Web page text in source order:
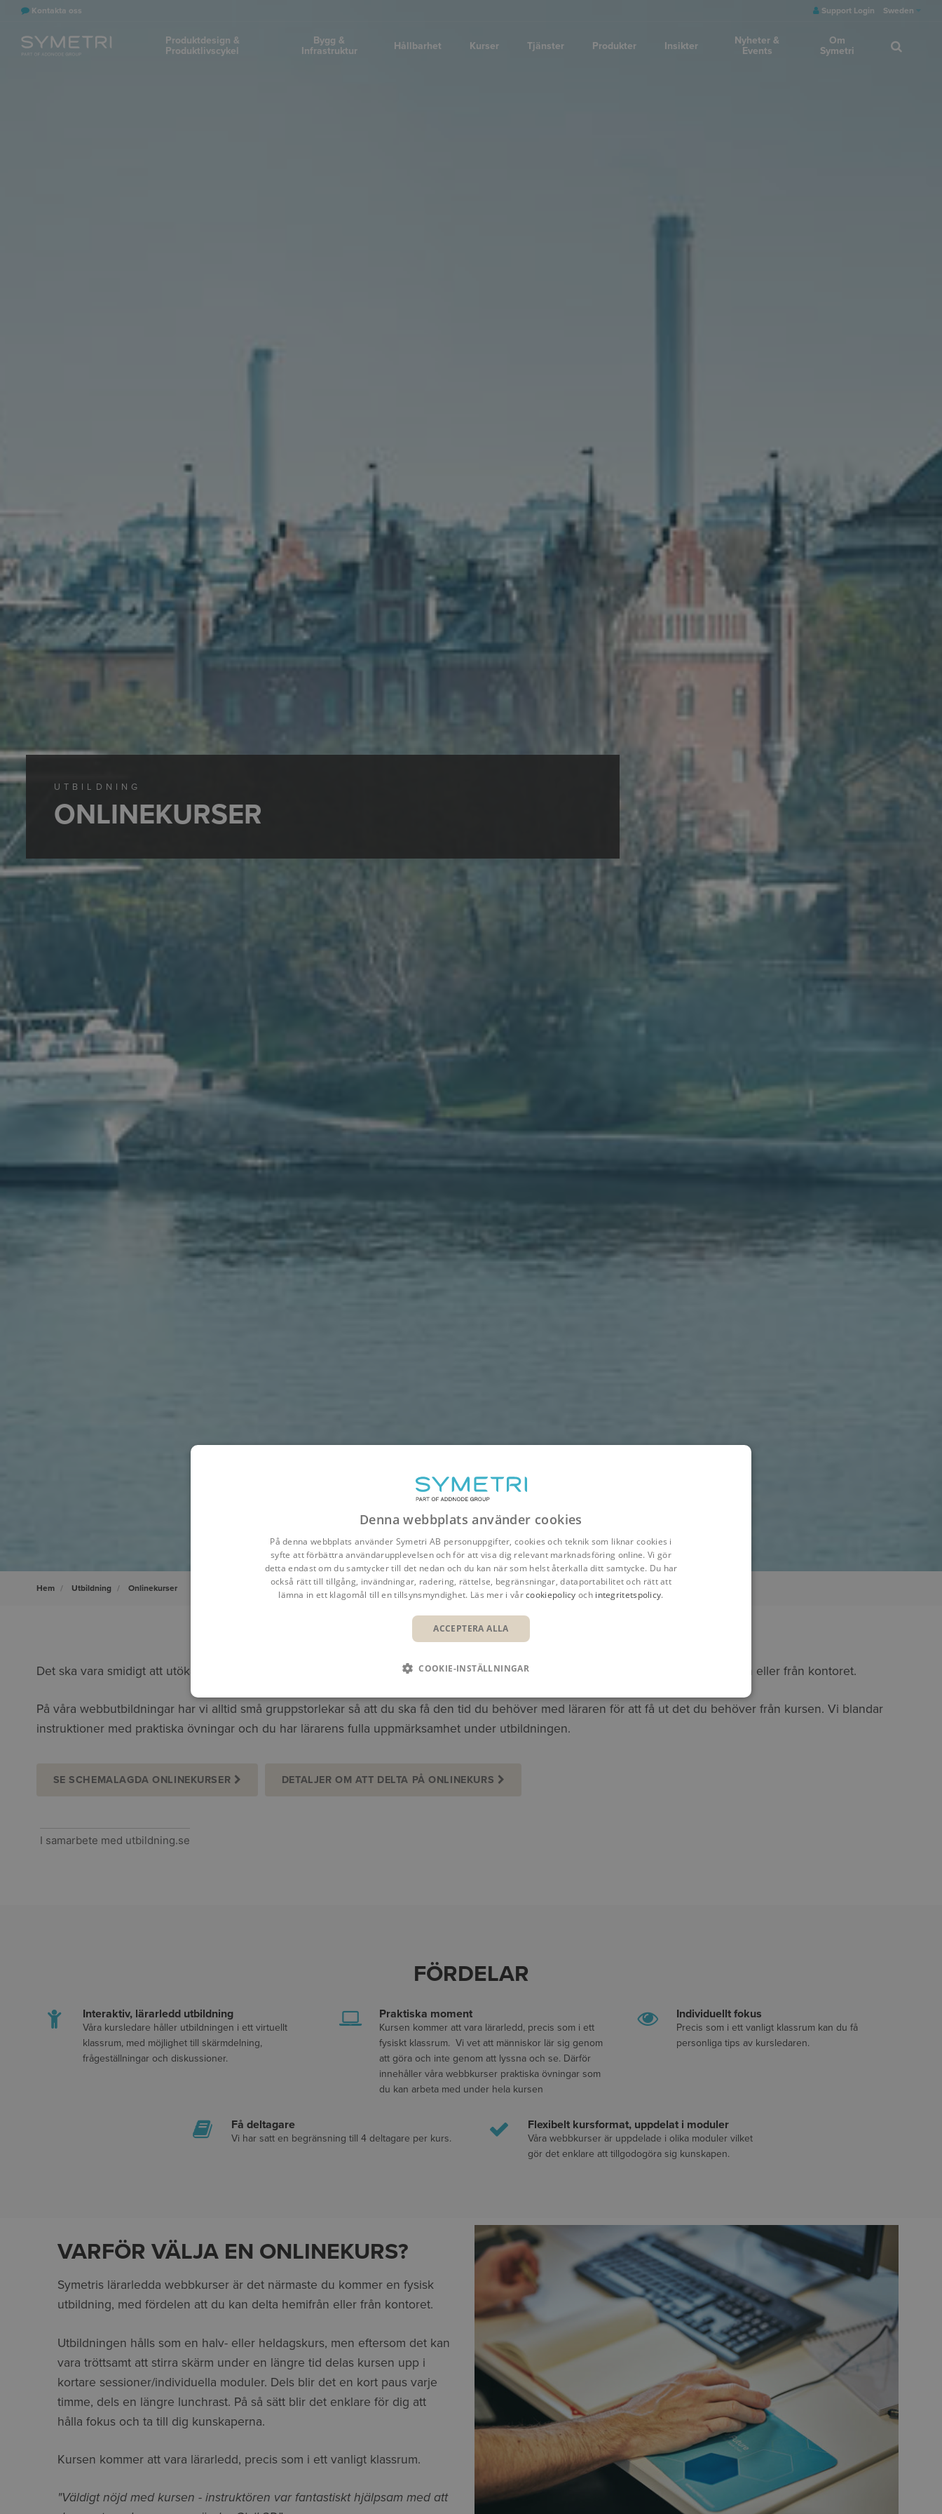
Kontakta oss Support Login Sweden
Produktdesign &
Produktlivscykel
Bygg &
Infrastruktur
Hållbarhet Kurser Tjänster Produkter Insikter
Nyheter &
Events
Om
Symetri
UTBILDNING
ONLINEKURSER
Hem Utbildning Onlinekurser
Det ska vara smidigt att utöka sina kunskaper. Därför erbjuder vi onlinekurser, där du och övriga deltagare enkelt kan delta hemifrån eller från kontoret.
På våra webbutbildningar har vi alltid små gruppstorlekar så att du ska få den tid du behöver med läraren för att få ut det du behöver från kursen. Vi blandar
instruktioner med praktiska övningar och du har lärarens fulla uppmärksamhet under utbildningen.
SE SCHEMALAGDA ONLINEKURSER DETALJER OM ATT DELTA PÅ ONLINEKURS
I samarbete med utbildning.se
FÖRDELAR
Interaktiv, lärarledd utbildning
Våra kursledare håller utbildningen i ett virtuellt
klassrum, med möjlighet till skärmdelning,
frågeställningar och diskussioner.
Praktiska moment
Kursen kommer att vara lärarledd, precis som i ett
fysiskt klassrum. Vi vet att människor lär sig genom
att göra och inte genom att lyssna och se. Därför
innehåller våra webbkurser praktiska övningar som
du kan arbeta med under hela kursen
Individuellt fokus
Precis som i ett vanligt klassrum kan du få
personliga tips av kursledaren.
Få deltagare
Vi har satt en begränsning till 4 deltagare per kurs.
Flexibelt kursformat, uppdelat i moduler
Våra webbkurser är uppdelade i olika moduler vilket
gör det enklare att tillgodogöra sig kunskapen.
VARFÖR VÄLJA EN ONLINEKURS?
Symetris lärarledda webbkurser är det närmaste du kommer en fysisk
utbildning, med fördelen att du kan delta hemifrån eller från kontoret.
Utbildningen hålls som en halv- eller heldagskurs, men eftersom det kan
vara tröttsamt att stirra skärm under en längre tid delas kursen upp i
kortare sessioner/individuella moduler. Dels blir det en kort paus varje
timme, dels en längre lunchrast. På så sätt blir det enklare för dig att
hålla fokus och ta till dig kunskaperna.
Kursen kommer att vara lärarledd, precis som i ett vanligt klassrum.
"Väldigt nöjd med kursen - instruktören var fantastiskt hjälpsam med att
Denna webbplats använder cookies
På denna webbplats använder Symetri AB personuppgifter, cookies och teknik som liknar cookies i
syfte att förbättra användarupplevelsen och för att visa dig relevant marknadsföring online. Vi gör
detta endast om du samtycker till det nedan och du kan när som helst återkalla ditt samtycke. Du har
också rätt till tillgång, invändningar, radering, rättelse, begränsningar, dataportabilitet och rätt att
lämna in ett klagomål till en tillsynsmyndighet. Läs mer i vårcookiepolicy och integritetspolicy.
ACCEPTERA ALLA
COOKIE-INSTÄLLNINGAR